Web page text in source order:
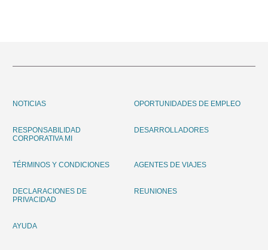
NOTICIAS OPORTUNIDADES DE EMPLEO
RESPONSABILIDAD
CORPORATIVA MI
DESARROLLADORES
TÉRMINOS Y CONDICIONES AGENTES DE VIAJES
DECLARACIONES DE
PRIVACIDAD
REUNIONES
AYUDA